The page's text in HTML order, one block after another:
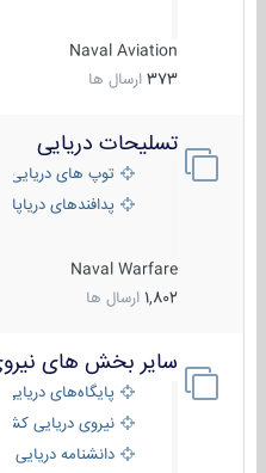
Naval Aviation
373 ارسال ها
تسلیحات دریایی
توپ های دریایی
پدافندهای دریاپایه
Naval Warfare
1,802 ارسال ها
سایر بخش های نیروی
پایگاه‌های دریایی
نیروی دریایی
دانشنامه دریایی کپی